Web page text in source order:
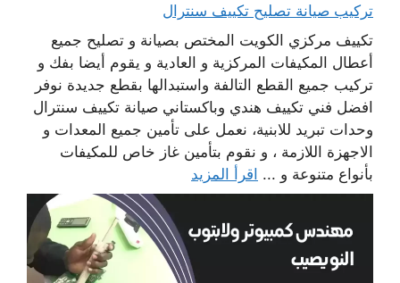
تركيب صيانة تصليح تكييف سنترال
تكييف مركزي الكويت المختص بصيانة و تصليح جميع
أعطال المكيفات المركزية و العادية و يقوم أيضا بفك و
تركيب جميع القطع التالفة واستبدالها بقطع جديدة نوفر
افضل فني تكييف هندي وباكستاني صيانة تكييف سنترال
وحدات تبريد للابنية، نعمل على تأمين جميع المعدات و
الاجهزة اللازمة ، و نقوم بتأمين غاز خاص للمكيفات
بأنواع متنوعة و ... اقرأ المزيد